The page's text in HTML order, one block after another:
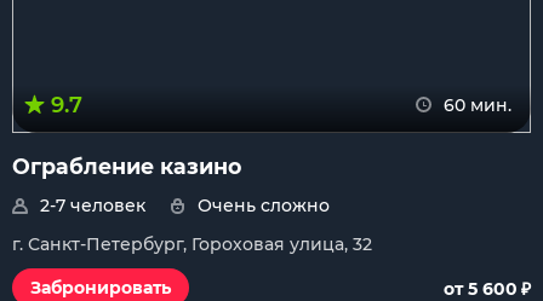
9.7 60 мин.
Ограбление казино
2-7 человек
Очень сложно
г. Санкт-Петербург, Гороховая улица, 32
Забронировать
от 5 600 ₽